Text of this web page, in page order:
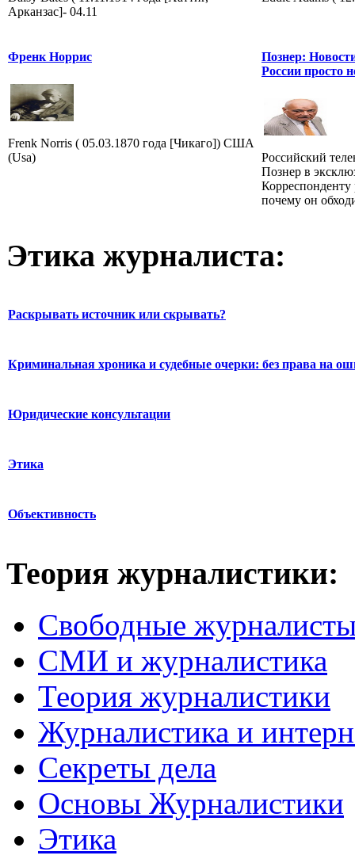
Арканзас]- 04.11
Френк Норрис
Frenk Norris ( 05.03.1870 года [Чикаго]) США
(Usa)
Познер:
России просто
Российский
Познер в
Корреспонденту
почему он
Этика журналиста:
Раскрывать источник или скрывать?
Криминальная хроника и судебные очерки: без права на
Юридические консультации
Этика
Объективность
Теория журналистики:
Свободные
СМИ и журналистика
Теория журналистики
Журналистика и
Секреты дела
Основы Журналистики
Этика